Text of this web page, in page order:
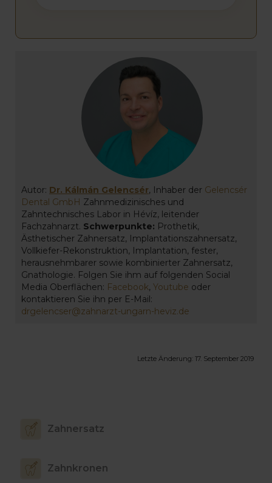
Autor: Dr. Kálmán Gelencsér, Inhaber der Gelencsér
Dental GmbH Zahnmedizinisches und
Zahntechnisches Labor in Hévíz, leitender
Fachzahnarzt. Schwerpunkte: Prothetik,
Ästhetischer Zahnersatz, Implantationszahnersatz,
Vollkiefer-Rekonstruktion, Implantation, fester,
herausnehmbarer sowie kombinierter Zahnersatz,
Gnathologie. Folgen Sie ihm auf folgenden Social
Media Oberflächen: Facebook, Youtube oder
kontaktieren Sie ihn per E-Mail:
drgelencser@zahnarzt-ungarn-heviz.de
Letzte Änderung: 17. September 2019
Zahnersatz
Zahnkronen